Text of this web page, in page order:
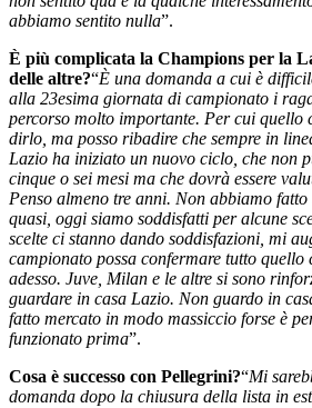
abbiamo sentito nulla”.
È più complicata la Champions per la
delle altre?“È una domanda a cui è
alla 23esima giornata di campionato i
percorso molto importante. Per cui quello
dirlo, ma posso ribadire che sempre in
Lazio ha iniziato un nuovo ciclo, che non
cinque o sei mesi ma che dovrà essere
Penso almeno tre anni. Non abbiamo
quasi, oggi siamo soddisfatti per alcune
scelte ci stanno dando soddisfazioni, mi
campionato possa confermare tutto quello
adesso. Juve, Milan e le altre si sono
guardare in casa Lazio. Non guardo in
fatto mercato in modo massiccio forse è
funzionato prima”.
Cosa è successo con Pellegrini?“Mi
domanda dopo la chiusura della lista in